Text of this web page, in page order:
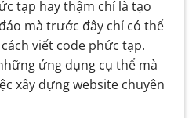
tạp hay thậm chí là tạo
mà trước đây chỉ có thể
viết code phức tạp.
ứng dụng cụ thể mà
xây dựng website chuyên